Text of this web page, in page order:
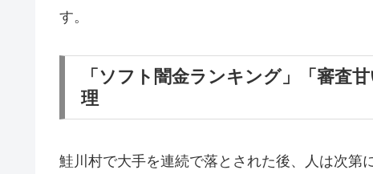
す。
「ソフト闇金ランキング」「審査
理
鮭川村で大手を連続で落とされた後、人は次第